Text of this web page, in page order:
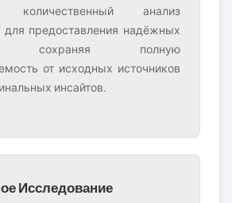
количественный анализ
для предоставления надёжных
сохраняя полную
от исходных источников
инсайтов.
Исследование